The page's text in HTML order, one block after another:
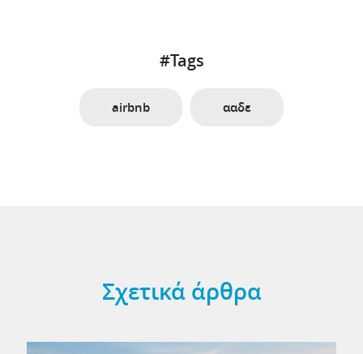
#Tags
airbnb ααδε
Σχετικά άρθρα